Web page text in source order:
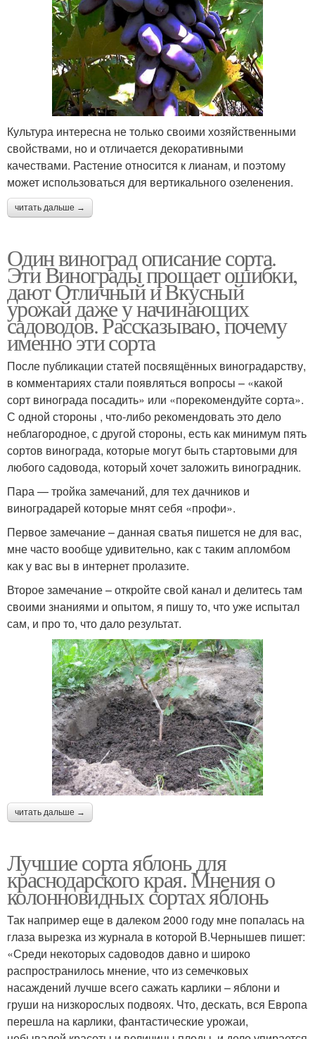
Культура интересна не только своими хозяйственными
свойствами, но и отличается декоративными
качествами. Растение относится к лианам, и поэтому
может использоваться для вертикального озеленения.
читать дальше →
Один виноград описание сорта.
Эти Винограды прощает ошибки,
дают Отличный и Вкусный
урожай даже у начинающих
садоводов. Рассказываю, почему
именно эти сорта
После публикации статей посвящённых виноградарству,
в комментариях стали появляться вопросы – «какой
сорт винограда посадить» или «порекомендуйте сорта».
С одной стороны , что-либо рекомендовать это дело
неблагородное, с другой стороны, есть как минимум пять
сортов винограда, которые могут быть стартовыми для
любого садовода, который хочет заложить виноградник.
Пара — тройка замечаний, для тех дачников и
виноградарей которые мнят себя «профи».
Первое замечание – данная сватья пишется не для вас,
мне часто вообще удивительно, как с таким апломбом
как у вас вы в интернет пролазите.
Второе замечание – откройте свой канал и делитесь там
своими знаниями и опытом, я пишу то, что уже испытал
сам, и про то, что дало результат.
читать дальше →
Лучшие сорта яблонь для
краснодарского края. Мнения о
колонновидных сортах яблонь
Так например еще в далеком 2000 году мне попалась на
глаза вырезка из журнала в которой В.Чернышев пишет:
«Среди некоторых садоводов давно и широко
распространилось мнение, что из семечковых
насаждений лучше всего сажать карлики – яблони и
груши на низкорослых подвоях. Что, дескать, вся Европа
перешла на карлики, фантастические урожаи,